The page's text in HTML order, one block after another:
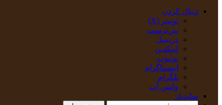
دنبال کردن
توییتر (X)
‫پین‌ترست
دریبببل
لینکدین
یوتیوب
اینستاگرام
تلگرام
واتس آپ
سایدبار